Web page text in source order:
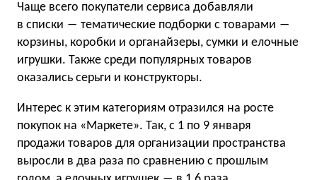
Чаще всего покупатели сервиса добавляли
в списки ― тематические подборки с товарами ―
корзины, коробки и органайзеры, сумки и елочные
игрушки. Также среди популярных товаров
оказались серьги и конструкторы.
Интерес к этим категориям отразился на росте
покупок на «Маркете». Так, с 1 по 9 января
продажи товаров для организации пространства
выросли в два раза по сравнению с прошлым